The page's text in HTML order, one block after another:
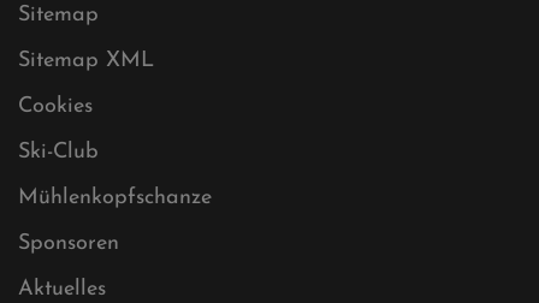
Datenschutz
Sitemap XML
Cookies